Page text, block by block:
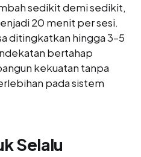
sedikit demi sedikit,
20 menit per sesi.
ditingkatkan hingga 3–5
bertahap
kekuatan tanpa
pada sistem
Selalu